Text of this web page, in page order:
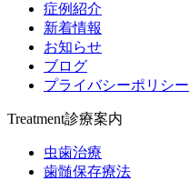
症例紹介
新着情報
お知らせ
ブログ
プライバシーポリシー
Treatment診療案内
虫歯治療
歯髄保存療法